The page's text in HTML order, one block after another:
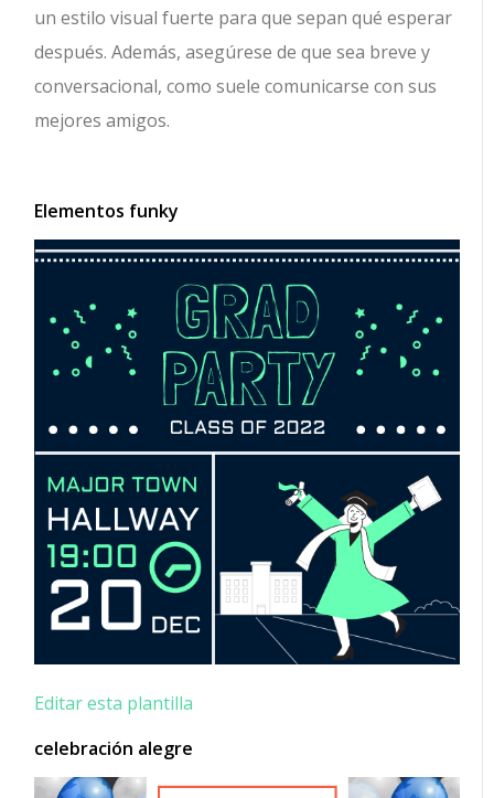
un estilo visual fuerte para que sepan qué esperar
después. Además, asegúrese de que sea breve y
conversacional, como suele comunicarse con sus
mejores amigos.
Elementos funky
Editar esta plantilla
celebración alegre